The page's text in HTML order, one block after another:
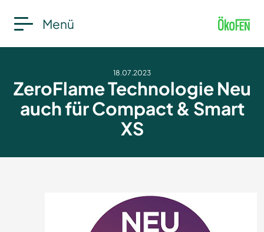
Menü
18.07.2023
ZeroFlame Technologie Neu
auch für Compact & Smart
XS